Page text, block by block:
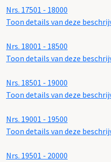
Nrs. 17501 - 18000
Toon details van deze
Nrs. 18001 - 18500
Toon details van deze
Nrs. 18501 - 19000
Toon details van deze
Nrs. 19001 - 19500
Toon details van deze
Nrs. 19501 - 20000